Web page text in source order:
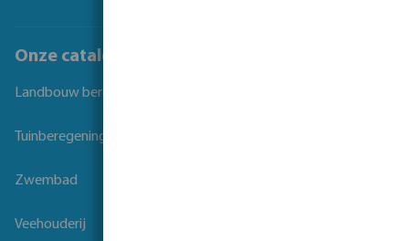
Onze catalogi
Landbouw beregening
Tuinberegening
Zwembad
Veehouderij